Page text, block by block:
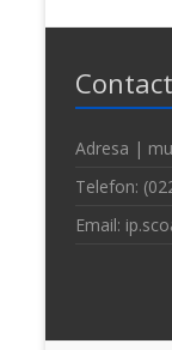
Adresa |
Telefon:
Email: